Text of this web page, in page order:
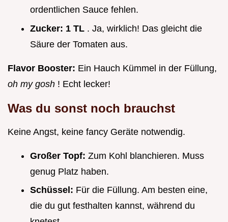
ordentlichen Sauce fehlen.
Zucker: 1 TL . Ja, wirklich! Das gleicht die
Säure der Tomaten aus.
Flavor Booster: Ein Hauch Kümmel in der Füllung,
oh my gosh ! Echt lecker!
Was du sonst noch brauchst
Keine Angst, keine fancy Geräte notwendig.
Großer Topf: Zum Kohl blanchieren. Muss
genug Platz haben.
Schüssel: Für die Füllung. Am besten eine,
die du gut festhalten kannst, während du